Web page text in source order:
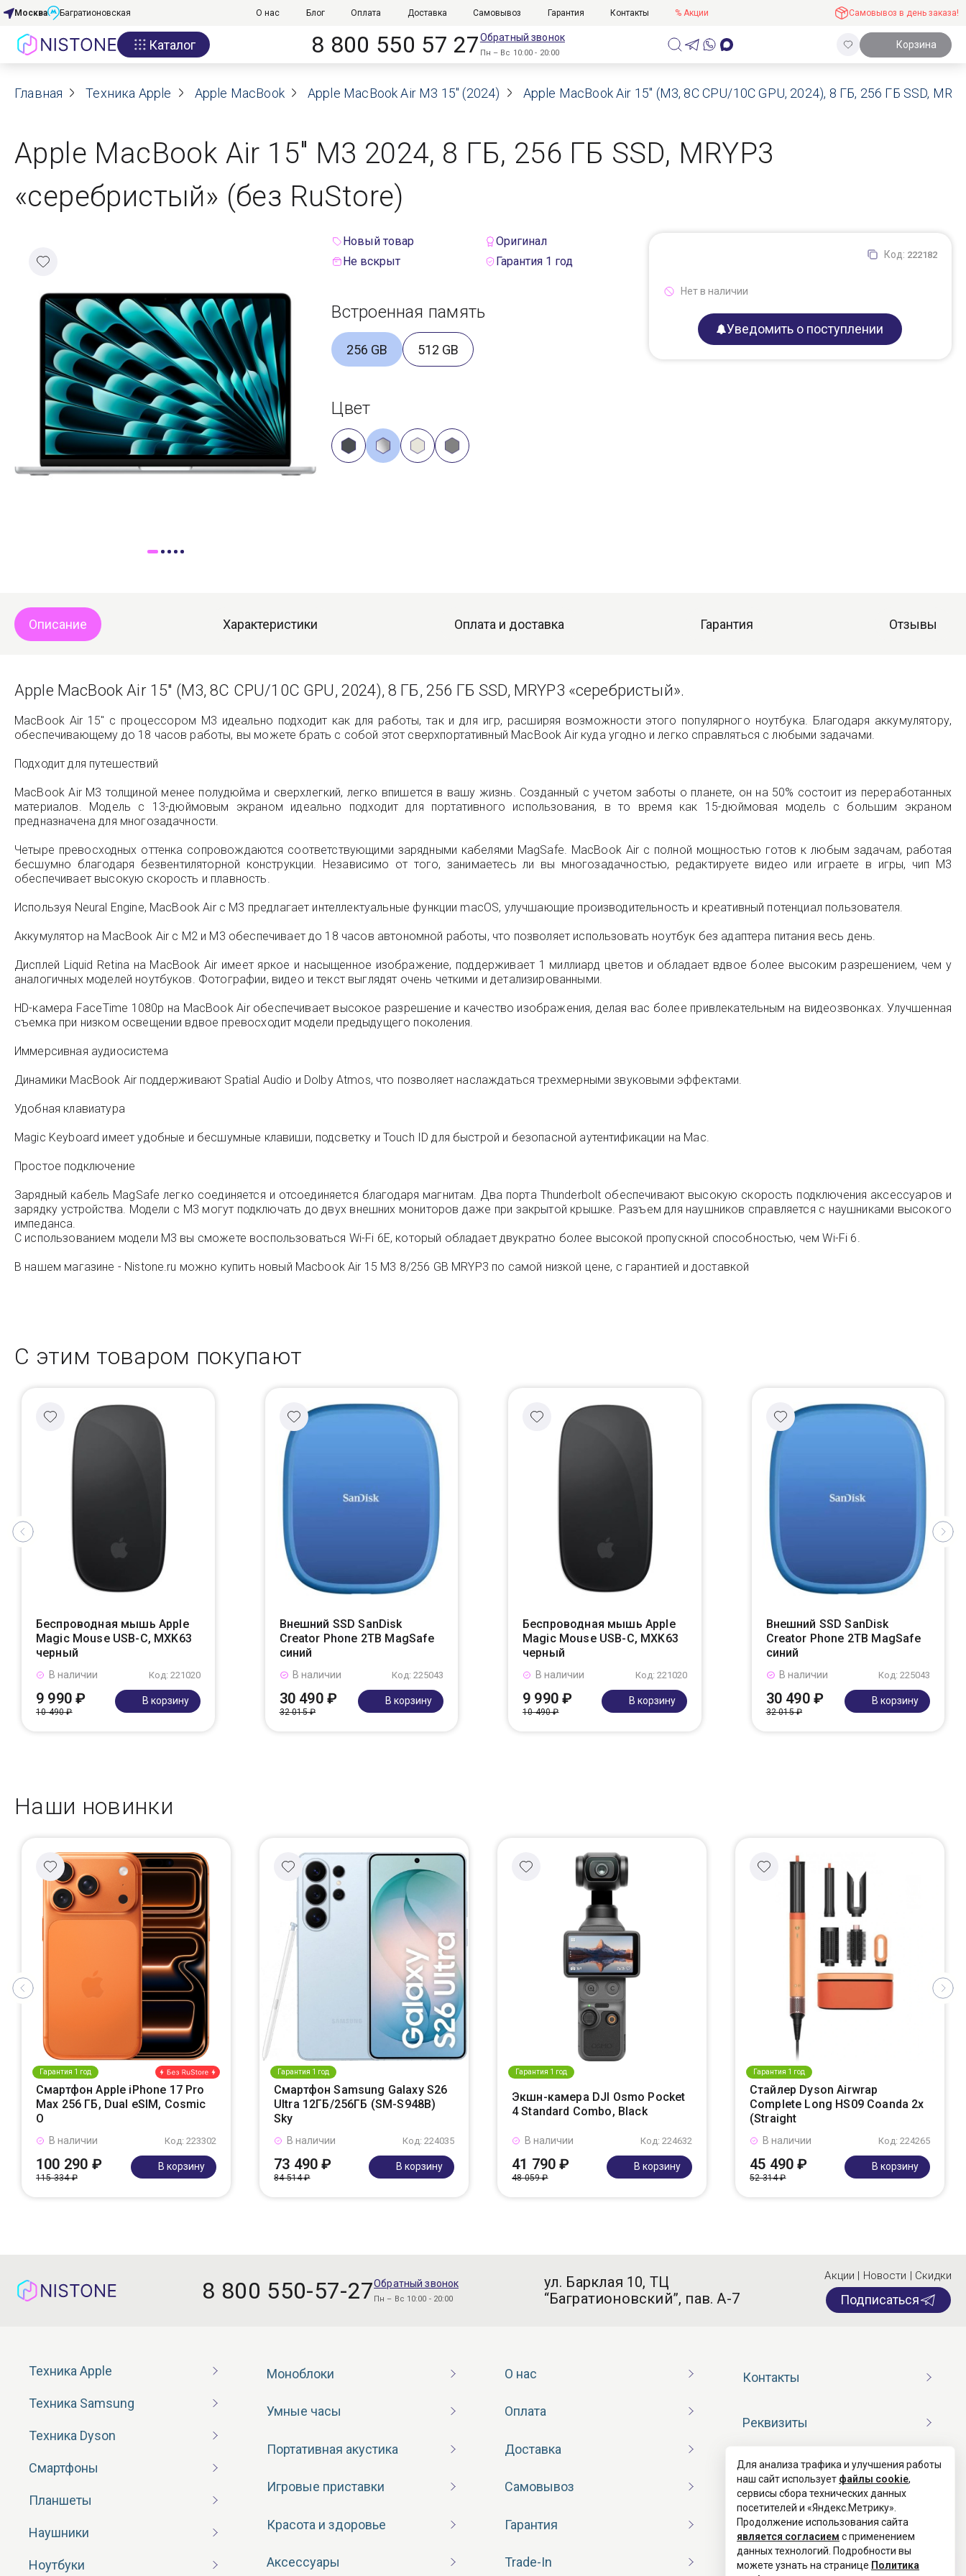
Акции
О нас
Реквизиты
Оплата
Доставка
Самовывоз
Trade-In
Москва Багратионовская О нас Блог Оплата Доставка Самовывоз Гарантия Контакты % Акции Самовывоз в день заказа!
Каталог 8 800 550 57 27Обратный звонок
Пн – Вс 10:00 - 20:00
Корзина
Главная Техника Apple Apple MacBook Apple MacBook Air M3 15" (2024) Apple MacBook Air 15" (M3, 8C CPU/10C GPU, 2024), 8 ГБ, 256 ГБ SSD,
Apple MacBook Air 15" M3 2024, 8 ГБ, 256 ГБ SSD, MRYP3
«серебристый» (без RuStore)
Новый товар
Оригинал
Не вскрыт
Гарантия 1 год
Встроенная память
256 GB 512 GB
Цвет
Код: 222182
Нет в наличии
Уведомить о поступлении
Описание Характеристики Оплата и доставка Гарантия Отзывы
Apple MacBook Air 15" (M3, 8C CPU/10C GPU, 2024), 8 ГБ, 256 ГБ SSD, MRYP3 «серебристый».
MacBook Air 15" с процессором M3 идеально подходит как для работы, так и для игр, расширяя возможности этого популярного ноутбука. Благодаря аккумулятору,
обеспечивающему до 18 часов работы, вы можете брать с собой этот сверхпортативный MacBook Air куда угодно и легко справляться с любыми задачами.
Подходит для путешествий
MacBook Air M3 толщиной менее полудюйма и сверхлегкий, легко впишется в вашу жизнь. Созданный с учетом заботы о планете, он на 50% состоит из переработанных
материалов. Модель с 13-дюймовым экраном идеально подходит для портативного использования, в то время как 15-дюймовая модель с большим экраном
предназначена для многозадачности.
Четыре превосходных оттенка сопровождаются соответствующими зарядными кабелями MagSafe. MacBook Air с полной мощностью готов к любым задачам, работая
бесшумно благодаря безвентиляторной конструкции. Независимо от того, занимаетесь ли вы многозадачностью, редактируете видео или играете в игры, чип M3
обеспечивает высокую скорость и плавность.
Используя Neural Engine, MacBook Air с M3 предлагает интеллектуальные функции macOS, улучшающие производительность и креативный потенциал пользователя.
Аккумулятор на MacBook Air с M2 и M3 обеспечивает до 18 часов автономной работы, что позволяет использовать ноутбук без адаптера питания весь день.
Дисплей Liquid Retina на MacBook Air имеет яркое и насыщенное изображение, поддерживает 1 миллиард цветов и обладает вдвое более высоким разрешением, чем у
аналогичных моделей ноутбуков. Фотографии, видео и текст выглядят очень четкими и детализированными.
HD-камера FaceTime 1080p на MacBook Air обеспечивает высокое разрешение и качество изображения, делая вас более привлекательным на видеозвонках. Улучшенная
съемка при низком освещении вдвое превосходит модели предыдущего поколения.
Иммерсивная аудиосистема
Динамики MacBook Air поддерживают Spatial Audio и Dolby Atmos, что позволяет наслаждаться трехмерными звуковыми эффектами.
Удобная клавиатура
Magic Keyboard имеет удобные и бесшумные клавиши, подсветку и Touch ID для быстрой и безопасной аутентификации на Mac.
Простое подключение
Зарядный кабель MagSafe легко соединяется и отсоединяется благодаря магнитам. Два порта Thunderbolt обеспечивают высокую скорость подключения аксессуаров и
зарядку устройства. Модели с M3 могут подключать до двух внешних мониторов даже при закрытой крышке. Разъем для наушников справляется с наушниками высокого
импеданса.
С использованием модели M3 вы сможете воспользоваться Wi-Fi 6E, который обладает двукратно более высокой пропускной способностью, чем Wi-Fi 6.
В нашем магазине - Nistone.ru можно купить новый Macbook Air 15 M3 8/256 GB MRYP3 по самой низкой цене, с гарантией и доставкой
С этим товаром покупают
Беспроводная мышь Apple
Magic Mouse USB-C, MXK63
черный
Код: 221020
В наличии
9 990 ₽
10 490 ₽
В корзину
Внешний SSD SanDisk
Creator Phone 2TB MagSafe
синий
Код: 225043
В наличии
30 490 ₽
32 015 ₽
В корзину
Беспроводная мышь Apple
Magic Mouse USB-C, MXK63
черный
Код: 221020
В наличии
9 990 ₽
10 490 ₽
В корзину
Внешний SSD SanDisk
Creator Phone 2TB MagSafe
синий
Код: 225043
В наличии
30 490 ₽
32 015 ₽
В корзину
Наши новинки
Гарантия 1 год
Смартфон Apple iPhone 17 Pro
Max 256 ГБ, Dual eSIM, Cosmic
O
Код: 223302
В наличии
100 290 ₽
115 334 ₽
В корзину
Гарантия 1 год
Смартфон Samsung Galaxy S26
Ultra 12ГБ/256ГБ (SM-S948B)
Sky
Код: 224035
В наличии
73 490 ₽
84 514 ₽
В корзину
Гарантия 1 год
Экшн-камера DJI Osmo Pocket
4 Standard Combo, Black
Код: 224632
В наличии
41 790 ₽
48 059 ₽
В корзину
Гарантия 1 год
Стайлер Dyson Airwrap
Complete Long HS09 Coanda 2x
(Straight
Код: 224265
В наличии
45 490 ₽
52 314 ₽
В корзину
8 800 550-57-27Обратный звонок
Пн – Вс 10:00 - 20:00
ул. Барклая 10, ТЦ
“Багратионовский”, пав. А-7
Акции | Новости | Скидки
Подписаться
Техника Apple
Техника Samsung
Техника Dyson
Смартфоны
Планшеты
Наушники
Ноутбуки
Моноблоки
Умные часы
Портативная акустика
Игровые приставки
Красота и здоровье
Аксессуары
О нас
Оплата
Доставка
Самовывоз
Гарантия
Trade-In
Контакты
Реквизиты
Договор оферты
Согласие на обработку ПД
Политика конфиденциальности
Для анализа трафика и улучшения работы
наш сайт использует файлы cookie,
сервисы сбора технических данных
посетителей и «Яндекс.Метрику».
Продолжение использования сайта
является согласием с применением
данных технологий. Подробности вы
можете узнать на странице Политика